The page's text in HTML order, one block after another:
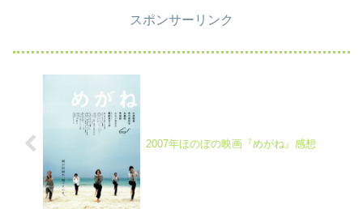
ある日、同じ次元で、彼を見つけ
良すぎの為。）だけど、ミサミサ
スポンサーリンク
2007年ほのぼの映画『めがね』感想